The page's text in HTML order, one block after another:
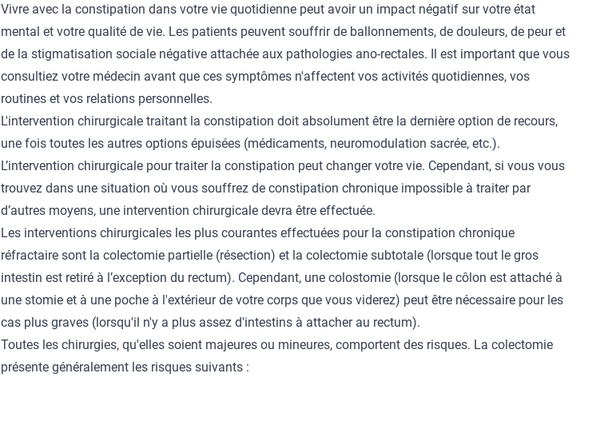
Vivre avec la constipation dans votre vie quotidienne peut avoir un impact négatif sur votre état
mental et votre qualité de vie. Les patients peuvent souffrir de ballonnements, de douleurs, de peur et
de la stigmatisation sociale négative attachée aux pathologies ano-rectales. Il est important que vous
consultiez votre médecin avant que ces symptômes n'affectent vos activités quotidiennes, vos
routines et vos relations personnelles.
L'intervention chirurgicale traitant la constipation doit absolument être la dernière option de recours,
une fois toutes les autres options épuisées (médicaments, neuromodulation sacrée, etc.).
L’intervention chirurgicale pour traiter la constipation peut changer votre vie. Cependant, si vous vous
trouvez dans une situation où vous souffrez de constipation chronique impossible à traiter par
d’autres moyens, une intervention chirurgicale devra être effectuée.
Les interventions chirurgicales les plus courantes effectuées pour la constipation chronique
réfractaire sont la colectomie partielle (résection) et la colectomie subtotale (lorsque tout le gros
intestin est retiré à l’exception du rectum). Cependant, une colostomie (lorsque le côlon est attaché à
une stomie et à une poche à l'extérieur de votre corps que vous viderez) peut être nécessaire pour les
cas plus graves (lorsqu'il n'y a plus assez d'intestins à attacher au rectum).
Toutes les chirurgies, qu'elles soient majeures ou mineures, comportent des risques. La colectomie
présente généralement les risques suivants :